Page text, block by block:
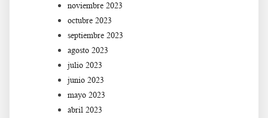
noviembre 2023
octubre 2023
septiembre 2023
agosto 2023
julio 2023
junio 2023
mayo 2023
abril 2023